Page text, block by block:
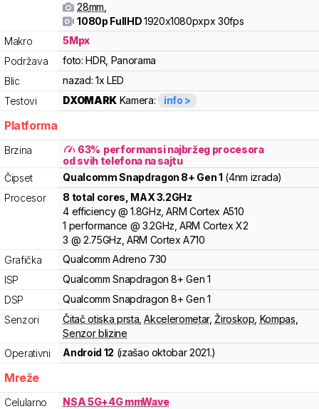
28mm
1080p FullHD1920x1080pxpx30fps
Makro
5Mpx
Podržava
foto: HDR, Panorama
Blic
nazad: 1x LED
Testovi
DXOMARK Kamera: info >
Platforma
Brzina 63% performansi najbržeg procesora
od svih telefona na sajtu
Čipset
QualcommSnapdragon 8+ Gen 1 (4nm izrada)
Procesor
8 total cores , MAX3.2GHz
4 efficiency @ 1.8GHz,ARM Cortex A510
1 performance @ 3.2GHz,ARM Cortex X2
3 @ 2.75GHz, ARM Cortex A710
Grafička
Qualcomm Adreno 730
ISP
Qualcomm Snapdragon 8+ Gen 1
DSP
Qualcomm Snapdragon 8+ Gen 1
Senzori
Čitač otiska prsta ,Akcelerometar,Žiroskop Kompas
Senzor blizine
Operativni
Android 12 (izašao oktobar 2021.)
Mreže
Celularno
NSA 5G+4G mmWave